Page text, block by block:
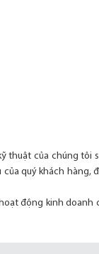
thuật của chúng tôi
quý khách hàng,
động kinh doanh